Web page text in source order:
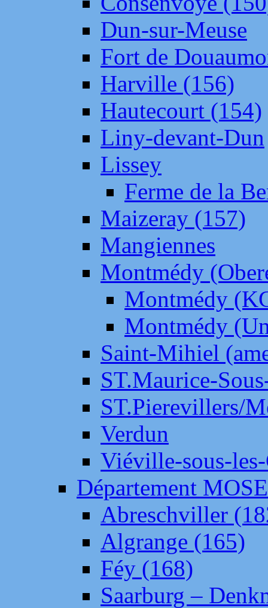
Dun-sur-Meuse
Fort de
Harville (156)
Hautecourt (154)
Liny-devant-Dun
Lissey
Ferme de la
Maizeray (157)
Mangiennes
Montmédy
Montmédy
Montmédy
Saint-Mihiel
ST.Maurice-
ST.Pierevillers/
Verdun
Viéville-sous-
Département
Abreschviller
Algrange (165)
Féy (168)
Saarburg –